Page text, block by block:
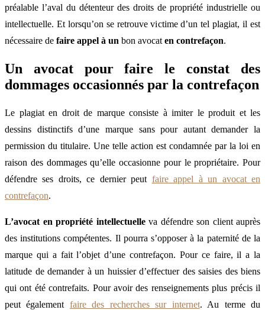
préalable l’aval du détenteur des droits de propriété industrielle ou
intellectuelle. Et lorsqu’on se retrouve victime d’un tel plagiat, il est
nécessaire de faire appel à un bon avocat en contrefaçon.
Un avocat pour faire le constat des
dommages occasionnés par la contrefaçon
Le plagiat en droit de marque consiste à imiter le produit et les
dessins distinctifs d’une marque sans pour autant demander la
permission du titulaire. Une telle action est condamnée par la loi en
raison des dommages qu’elle occasionne pour le propriétaire. Pour
défendre ses droits, ce dernier peut faire appel à un avocat en
contrefaçon.
L’avocat en propriété intellectuelleva défendre son client auprès
des institutions compétentes. Il pourra s’opposer à la paternité de la
marque qui a fait l’objet d’une contrefaçon. Pour ce faire, il a la
latitude de demander à un huissier d’effectuer des saisies des biens
qui ont été contrefaits. Pour avoir des renseignements plus précis il
peut également faire des recherches sur internet. Au terme du